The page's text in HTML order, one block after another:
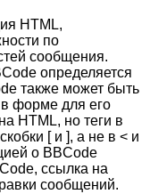
HTML,
по
сообщения.
определяется
также может быть
форме для его
HTML, но теги в
[ и ], а не в < и
о BBCode
ссылка на
сообщений.